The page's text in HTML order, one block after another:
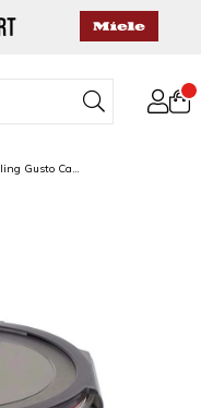
Zwilling Gusto Cam Saklama Kabı Yuvarlak 1,3 L